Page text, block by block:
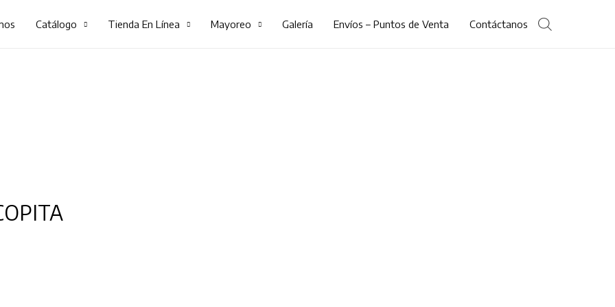
Catálogo Tienda En Línea Mayoreo Galería Envíos – Puntos de Venta Contáctanos